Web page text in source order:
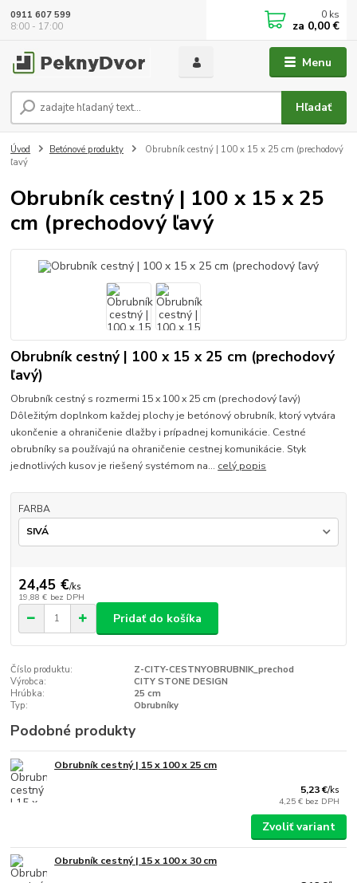
Menu
Hľadať
0911 607 599
8:00 - 17:00
0 ks
za 0,00 €
Úvod Betónové produkty
Obrubník cestný | 100 x 15 x 25 cm (prechodový
ľavý
Obrubník cestný | 100 x 15 x 25
cm (prechodový ľavý
Obrubník cestný | 100 x 15 x 25 cm (prechodový
ľavý)
Obrubník cestný s rozmermi 15 x 100 x 25 cm (prechodový ľavý)
Dôležitým doplnkom každej plochy je betónový obrubník, ktorý vytvára
ukončenie a ohraničenie dlažby i prípadnej komunikácie. Cestné
obrubníky sa používajú na ohraničenie cestnej komunikácie. Styk
jednotlivých kusov je riešený systémom na... celý popis
FARBA
24,45 €/ks
19,88 € bez DPH
Pridať do košíka
Číslo produktu:
Z-CITY-CESTNYOBRUBNIK_prechod
Výrobca:
CITY STONE DESIGN
Hrúbka:
25 cm
Typ:
Obrubníky
Podobné produkty
Obrubník cestný | 15 x 100 x 25 cm
5,23 €/ks
4,25 € bez DPH
Zvoliť variant
Obrubník cestný | 15 x 100 x 30 cm